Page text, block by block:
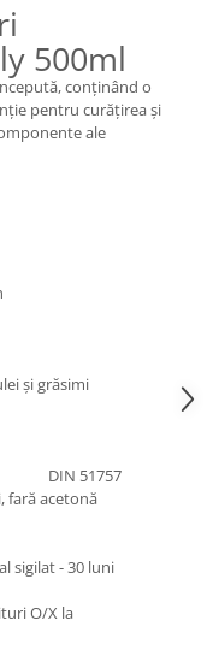
500ml
conţinând o
pentru curăţirea şi
ale
și grăsimi
51757
acetonă
sigilat - 30 luni
O/X la